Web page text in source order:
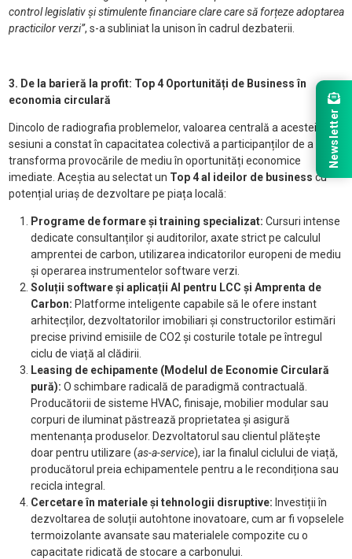
control legislativ și stimulente financiare clare care să forțeze adoptarea
practicilor verzi”, s-a subliniat la unison în cadrul dezbaterii.
3. De la barieră la profit: Top 4 Oportunități de Business în
economia circulară
Dincolo de radiografia problemelor, valoarea centrală a acestei
sesiuni a constat în capacitatea colectivă a participanților de a
transforma provocările de mediu în oportunități economice
imediate. Aceștia au selectat un Top 4 al ideilor de business cu
potențial uriaș de dezvoltare pe piața locală:
Programe de formare și training specializat: Cursuri intense
dedicate consultanților și auditorilor, axate strict pe calculul
amprentei de carbon, utilizarea indicatorilor europeni de mediu
și operarea instrumentelor software verzi.
Soluții software și aplicații AI pentru LCC și Amprenta de
Carbon: Platforme inteligente capabile să le ofere instant
arhitecților, dezvoltatorilor imobiliari și constructorilor estimări
precise privind emisiile de CO2 și costurile totale pe întregul
ciclu de viață al clădirii.
Leasing de echipamente (Modelul de Economie Circulară
pură): O schimbare radicală de paradigmă contractuală.
Producătorii de sisteme HVAC, finisaje, mobilier modular sau
corpuri de iluminat păstrează proprietatea și asigură
mentenanța produselor. Dezvoltatorul sau clientul plătește
doar pentru utilizare (as-a-service), iar la finalul ciclului de viață,
producătorul preia echipamentele pentru a le recondiționa sau
recicla integral.
Cercetare în materiale și tehnologii disruptive: Investiții în
dezvoltarea de soluții autohtone inovatoare, cum ar fi vopselele
termoizolante avansate sau materialele compozite cu o
capacitate ridicată de stocare a carbonului.
Newsletter